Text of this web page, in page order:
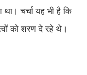
चर्चा यह भी है कि
को शरण दे रहे थे।